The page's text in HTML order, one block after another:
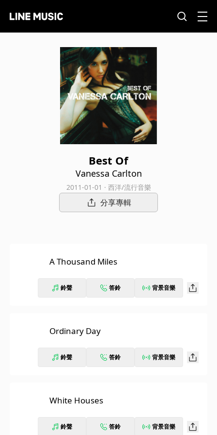
Best Of
Vanessa Carlton
2011-01-01 · 西洋/流行音樂
分享專輯
A Thousand Miles
鈴聲 答鈴 背景音樂
Ordinary Day
鈴聲 答鈴 背景音樂
White Houses
鈴聲 答鈴 背景音樂